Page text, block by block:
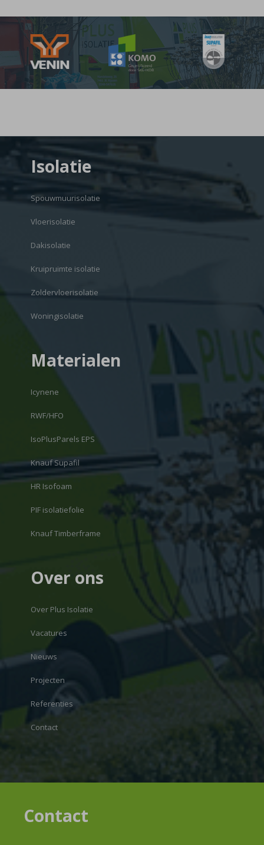
Isolatie
Spouwmuurisolatie
Vloerisolatie
Dakisolatie
Kruipruimte isolatie
Zoldervloerisolatie
Woningisolatie
Materialen
Icynene
RWF/HFO
IsoPlusParels EPS
Knauf Supafil
HR Isofoam
PIF isolatiefolie
Knauf Timberframe
Over ons
Over Plus Isolatie
Vacatures
Nieuws
Projecten
Referenties
Contact
Contact